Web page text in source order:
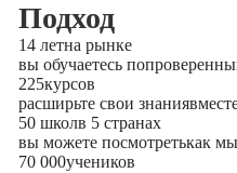
Подход
14 летна рынке
вы обучаетесь по
225курсов
расширьте свои знания
50 школв 5 странах
вы можете посмотретькак
70 000учеников